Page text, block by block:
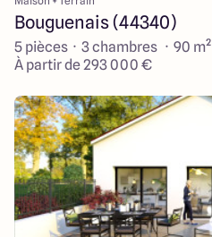
Bouguenais (44340)
5 pièces · 3 chambres · 90 m²
À partir de 293 000 €